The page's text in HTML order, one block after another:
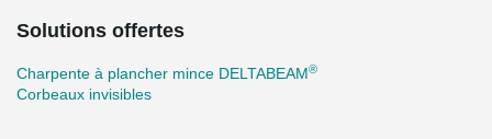
Solutions offertes
Charpente à plancher mince DELTABEAM®
Corbeaux invisibles